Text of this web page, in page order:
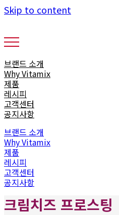
Skip to content
브랜드 소개
Why Vitamix
제품
레시피
고객센터
공지사항
브랜드 소개
Why Vitamix
제품
레시피
고객센터
공지사항
크림치즈 프로스팅